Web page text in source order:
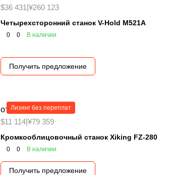
$36 431 ¥260 123
Четырехсторонний станок V-Hold M521А
0 0 В наличии
Получить предложение
Лизинг без переплат
от 750 000 ₽
$11 114 ¥79 359
Кромкооблицовочный станок Xiking FZ-280
0 0 В наличии
Получить предложение